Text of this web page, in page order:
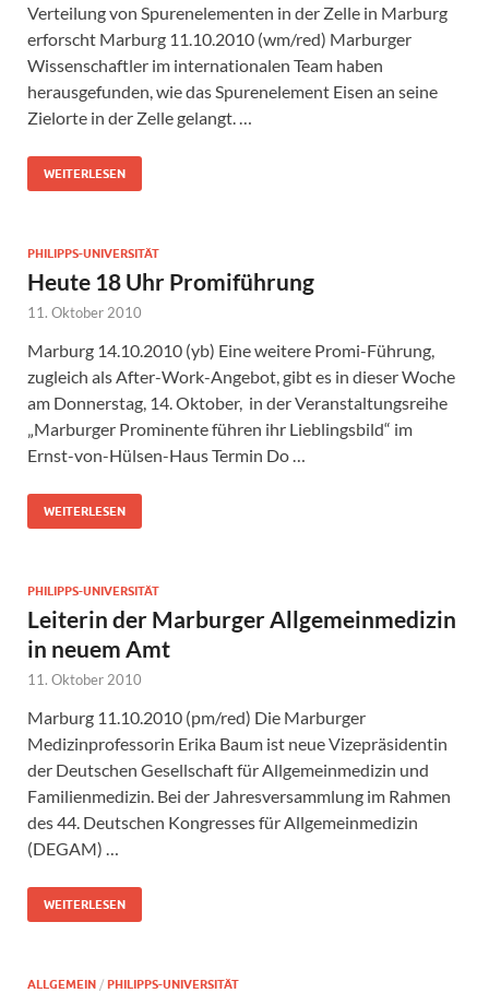
Verteilung von Spurenelementen in der Zelle in Marburg
erforscht Marburg 11.10.2010 (wm/red) Marburger
Wissenschaftler im internationalen Team haben
herausgefunden, wie das Spurenelement Eisen an seine
Zielorte in der Zelle gelangt. …
WEITERLESEN
PHILIPPS-UNIVERSITÄT
Heute 18 Uhr Promiführung
11. Oktober 2010
Marburg 14.10.2010 (yb) Eine weitere Promi-Führung,
zugleich als After-Work-Angebot, gibt es in dieser Woche
am Donnerstag, 14. Oktober, in der Veranstaltungsreihe
„Marburger Prominente führen ihr Lieblingsbild“ im
Ernst-von-Hülsen-Haus Termin Do …
WEITERLESEN
PHILIPPS-UNIVERSITÄT
Leiterin der Marburger Allgemeinmedizin
in neuem Amt
11. Oktober 2010
Marburg 11.10.2010 (pm/red) Die Marburger
Medizinprofessorin Erika Baum ist neue Vizepräsidentin
der Deutschen Gesellschaft für Allgemeinmedizin und
Familienmedizin. Bei der Jahresversammlung im Rahmen
des 44. Deutschen Kongresses für Allgemeinmedizin
(DEGAM) …
WEITERLESEN
ALLGEMEIN / PHILIPPS-UNIVERSITÄT